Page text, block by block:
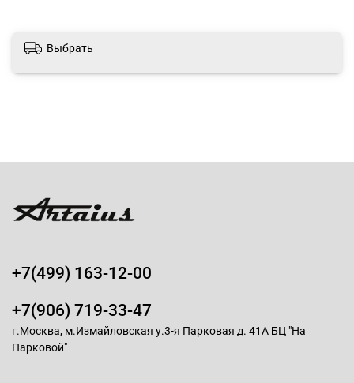
Выбрать
+7(499) 163-12-00
+7(906) 719-33-47
г.Москва, м.Измайловская у.3-я Парковая д. 41А БЦ "На
Парковой"